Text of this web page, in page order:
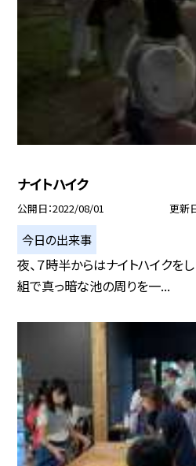
ナイトハイク
公開日 2022/08/01 更新
今日の出来事
夜、７時半からはナイトハイクを
組で真っ暗な池の周りを一...